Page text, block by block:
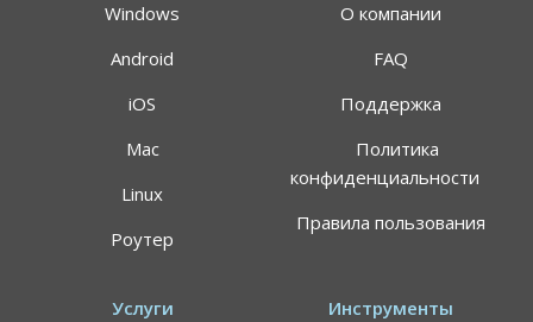
Windows
Android
iOS
Mac
Linux
Роутер
О компании
FAQ
Поддержка
Политика
конфиденциальности
Правила пользования
Услуги
Инструменты